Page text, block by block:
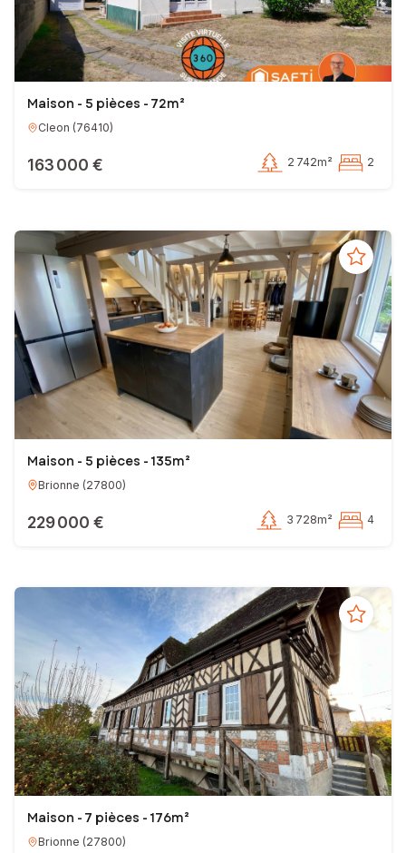
Maison - 5 pièces - 72m²
Cleon (76410)
163 000 € 2 742m² 2
Maison - 5 pièces - 135m²
Brionne (27800)
229 000 € 3 728m² 4
Maison - 7 pièces - 176m²
Brionne (27800)